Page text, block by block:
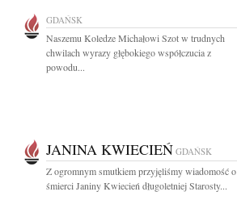
GDAŃSK
Naszemu Koledze Michałowi Szot w trudnych
chwilach wyrazy głębokiego współczucia z
powodu...
JANINA KWIECIEŃ GDAŃSK
Z ogromnym smutkiem przyjęliśmy wiadomość o
śmierci Janiny Kwiecień długoletniej Starosty...